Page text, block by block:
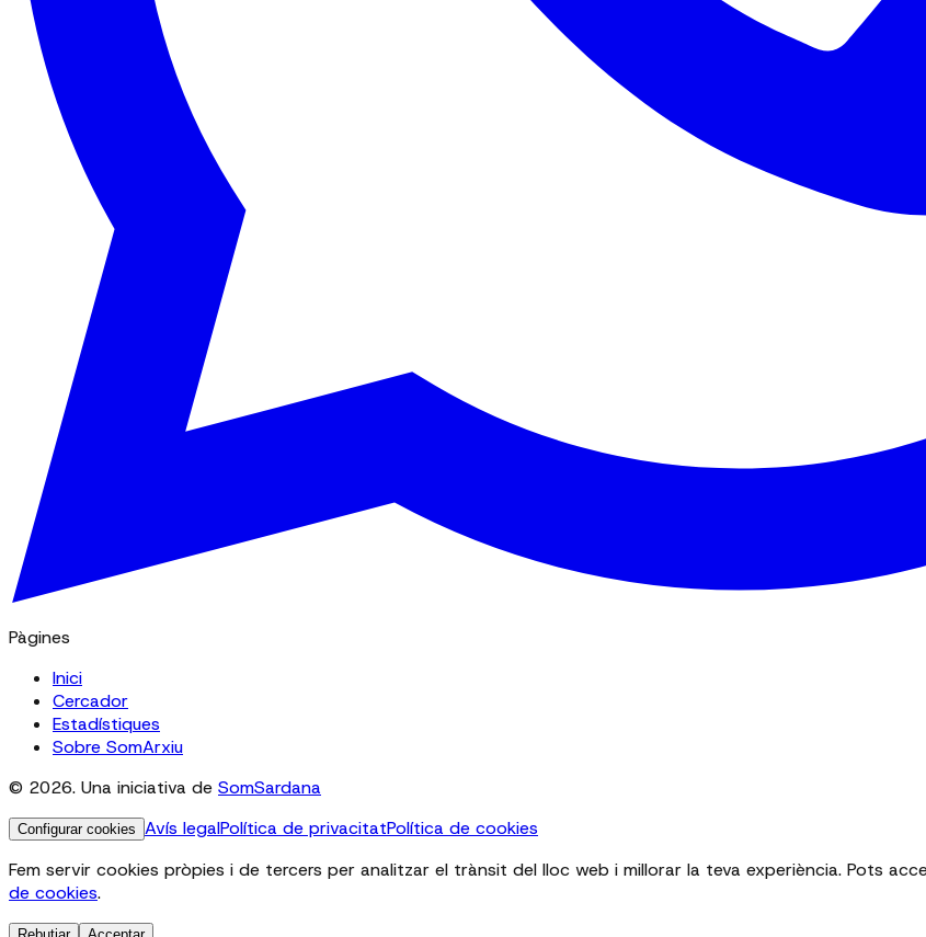
Pàgines
Inici
Cercador
Estadístiques
Sobre SomArxiu
© 2026. Una iniciativa de SomSardana
Configurar cookies Avís legalPolítica de privacitatPolítica de cookies
Fem servir cookies pròpies i de tercers per analitzar el trànsit del lloc web i millorar la teva experiència. Pots
de cookies.